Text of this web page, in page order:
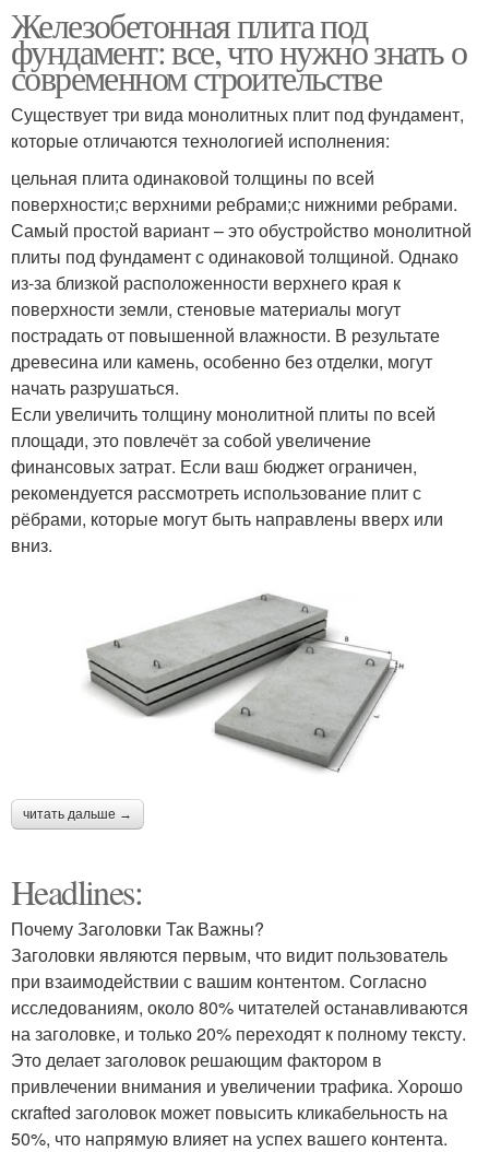
Железобетонная плита под
фундамент: все, что нужно знать о
современном строительстве
Существует три вида монолитных плит под фундамент,
которые отличаются технологией исполнения:
цельная плита одинаковой толщины по всей
поверхности;с верхними ребрами;с нижними ребрами.
Самый простой вариант – это обустройство монолитной
плиты под фундамент с одинаковой толщиной. Однако
из-за близкой расположенности верхнего края к
поверхности земли, стеновые материалы могут
пострадать от повышенной влажности. В результате
древесина или камень, особенно без отделки, могут
начать разрушаться.
Если увеличить толщину монолитной плиты по всей
площади, это повлечёт за собой увеличение
финансовых затрат. Если ваш бюджет ограничен,
рекомендуется рассмотреть использование плит с
рёбрами, которые могут быть направлены вверх или
вниз.
читать дальше →
Headlines:
Почему Заголовки Так Важны?
Заголовки являются первым, что видит пользователь
при взаимодействии с вашим контентом. Согласно
исследованиям, около 80% читателей останавливаются
на заголовке, и только 20% переходят к полному тексту.
Это делает заголовок решающим фактором в
привлечении внимания и увеличении трафика. Хорошо
скrafted заголовок может повысить кликабельность на
50%, что напрямую влияет на успех вашего контента.